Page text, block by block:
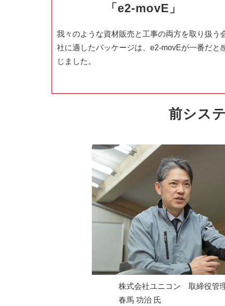
「e2-movE」
我々のような資材販売と工事の両方を取り扱う
社に適したパッケージは、e2-movEが一番だと
じました。
前シス
株式会社ユニコン 取締役管理
春馬 功治 氏